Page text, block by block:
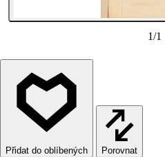
1/1
Porovnat